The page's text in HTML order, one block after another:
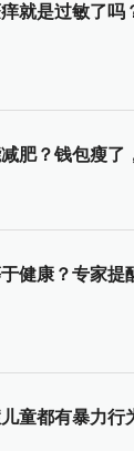
就是过敏了吗
肥？钱包瘦了
健康？专家提
童都有暴力行